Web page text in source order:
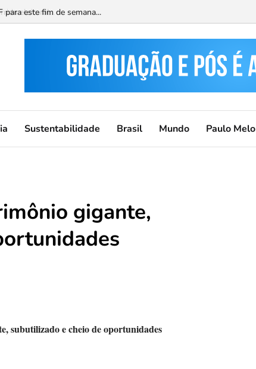
este fim de semana...
Sustentabilidade Brasil Mundo Paulo Melo
gigante,
subutilizado e cheio de oportunidades